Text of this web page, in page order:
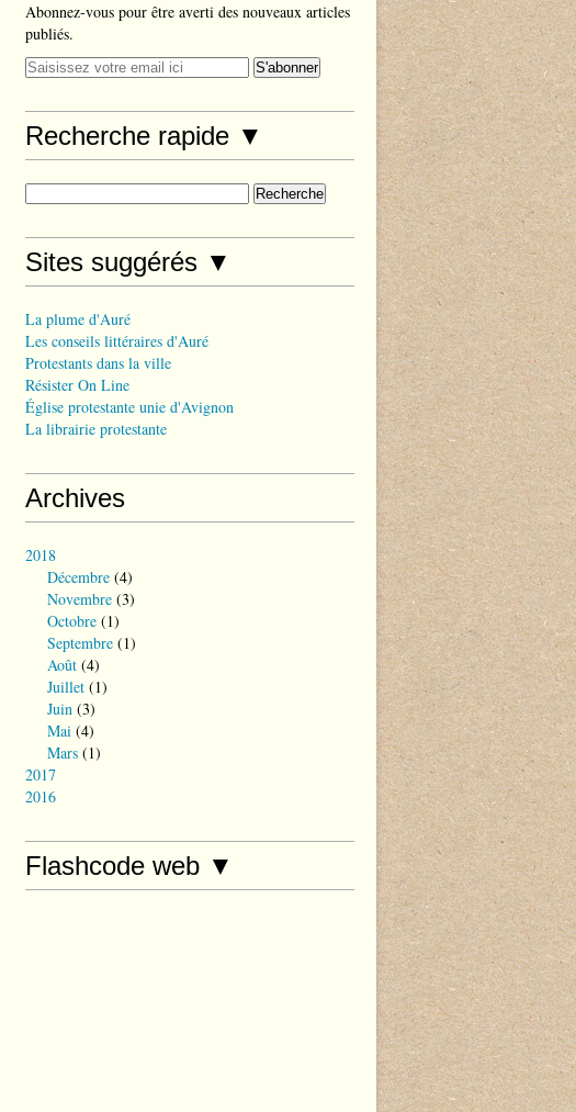
Abonnez-vous pour être averti des nouveaux articles
publiés.
Recherche rapide ▼
Sites suggérés ▼
La plume d'Auré
Les conseils littéraires d'Auré
Protestants dans la ville
Résister On Line
Église protestante unie d'Avignon
La librairie protestante
Archives
2018
Décembre (4)
Novembre (3)
Octobre (1)
Septembre (1)
Août (4)
Juillet (1)
Juin (3)
Mai (4)
Mars (1)
2017
2016
Flashcode web ▼